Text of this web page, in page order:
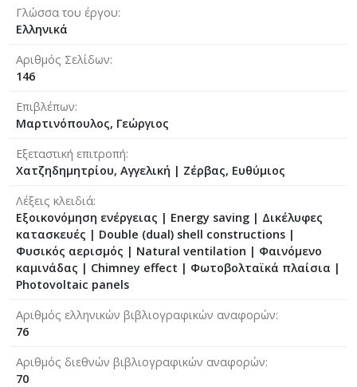
Γλώσσα του έργου
Ελληνικά
Αριθμός Σελίδων
146
Επιβλέπων
Μαρτινόπουλος, Γεώργιος
Εξεταστική επιτροπή
Χατζηδημητρίου, Αγγελική | Ζέρβας, Ευθύμιος
Λέξεις κλειδιά
Εξοικονόμηση ενέργειας | Energy saving | Δικέλυφες
κατασκευές | Double (dual) shell constructions |
Φυσικός αερισμός | Natural ventilation | Φαινόμενο
καμινάδας | Chimney effect | Φωτοβολταϊκά πλαίσια |
Photovoltaic panels
Αριθμός ελληνικών βιβλιογραφικών αναφορών
76
Αριθμός διεθνών βιβλιογραφικών αναφορών
70